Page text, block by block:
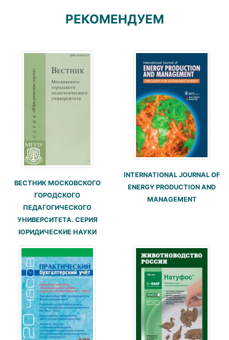
РЕКОМЕНДУЕМ
ВЕСТНИК МОСКОВСКОГО
ГОРОДСКОГО
ПЕДАГОГИЧЕСКОГО
УНИВЕРСИТЕТА. СЕРИЯ
ЮРИДИЧЕСКИЕ НАУКИ
INTERNATIONAL JOURNAL OF
ENERGY PRODUCTION AND
MANAGEMENT